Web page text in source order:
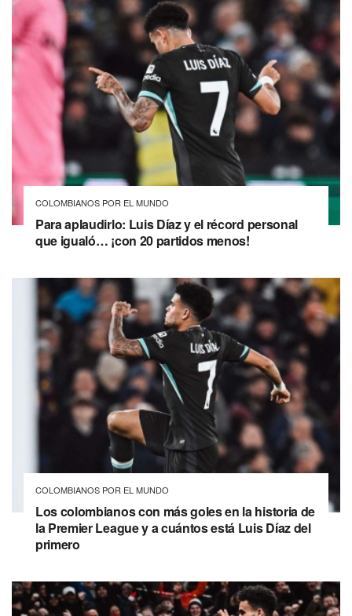
COLOMBIANOS POR EL MUNDO
Para aplaudirlo: Luis Díaz y el récord personal
que igualó… ¡con 20 partidos menos!
COLOMBIANOS POR EL MUNDO
Los colombianos con más goles en la historia de
la Premier League y a cuántos está Luis Díaz del
primero